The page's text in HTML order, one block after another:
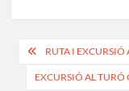
Navegació
d'entrades
RUTA I EXCURSIÓ
EXCURSIÓ AL TURÓ